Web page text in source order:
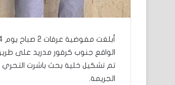
الواقع جنوب كرفور مدريد على طريق
تم تشكيل خلية بحث باشرت
الجريمة.